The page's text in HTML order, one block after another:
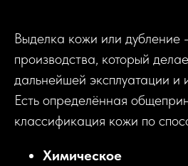
Выделка кожи или дубление
производства, который
дальнейшей эксплуатации и
Есть определённая
классификация кожи по
Химическое